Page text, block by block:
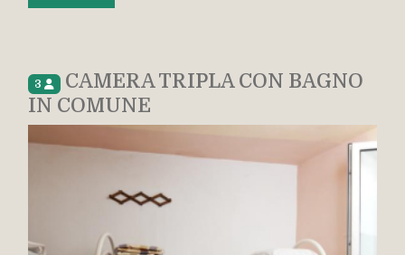
3
CAMERA TRIPLA CON BAGNO
IN COMUNE